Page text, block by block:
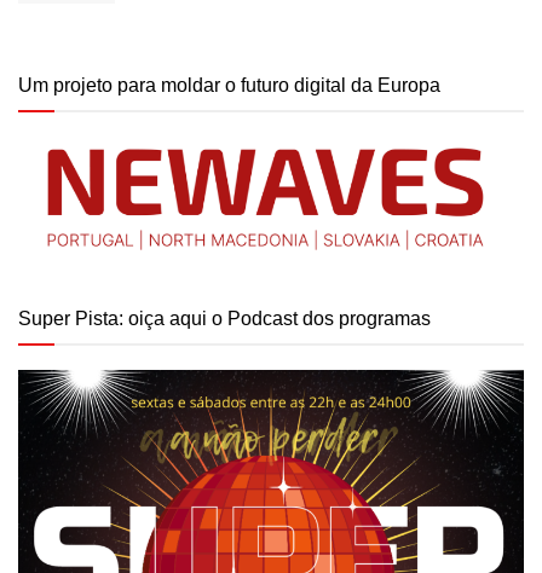
Um projeto para moldar o futuro digital da Europa
Super Pista: oiça aqui o Podcast dos programas